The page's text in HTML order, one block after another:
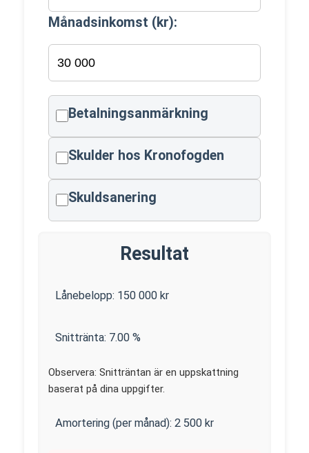
Månadsinkomst (kr):
Betalningsanmärkning
Skulder hos Kronofogden
Skuldsanering
Resultat
Lånebelopp: 150 000 kr
Snittränta: 7.00 %
Observera: Snitträntan är en uppskattning
baserat på dina uppgifter.
Amortering (per månad): 2 500 kr